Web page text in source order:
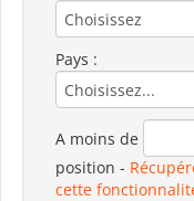
Pays :
A moins de
position -
cette